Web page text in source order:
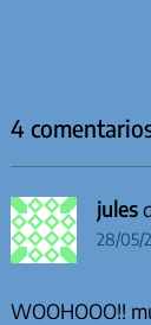
4
jules
28/05/
WOOHOOO!!